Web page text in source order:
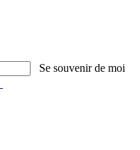
Se souvenir de moi